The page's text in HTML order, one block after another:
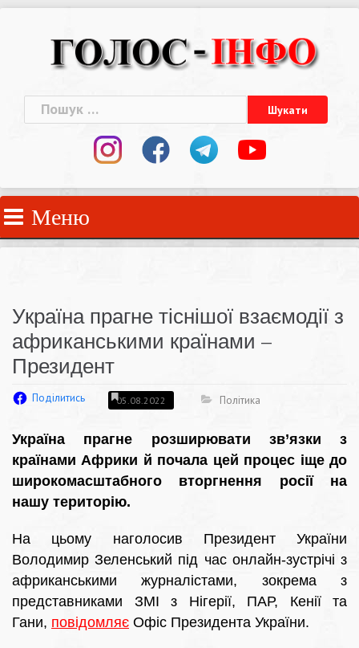
Пошук:
Меню
Україна прагне тіснішої взаємодії з
африканськими країнами –
Президент
Поділитись 05.08.2022 Політика
Україна прагне розширювати зв’язки з
країнами Африки й почала цей процес іще до
широкомасштабного вторгнення росії на
нашу територію.
На цьому наголосив Президент України
Володимир Зеленський під час онлайн-зустрічі з
африканськими журналістами, зокрема з
представниками ЗМІ з Нігерії, ПАР, Кенії та
Гани, повідомляє Офіс Президента України.